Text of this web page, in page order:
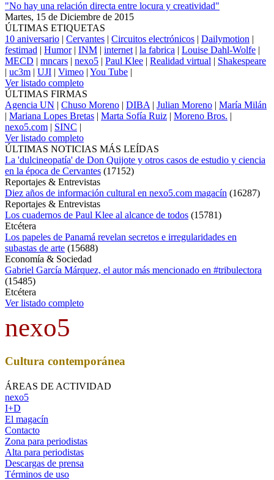
"No hay una relación directa entre locura y creatividad"
Martes, 15 de Diciembre de 2015
ÚLTIMAS ETIQUETAS
10 aniversario | Cervantes | Circuitos electrónicos | Dailymotion |
festimad | Humor| INM | internet | la fabrica | Louise Dahl-Wolfe |
MECD | mncars | nexo5 | Paul Klee | Realidad virtual | Shakespeare
| uc3m | UJI | Vimeo | You Tube |
Ver listado completo
ÚLTIMAS FIRMAS
Agencia UN | Chuso Moreno | DIBA | Julian Moreno | María Milán
| Mariana Lopes Bretas | Marta Sofía Ruiz | Moreno Bros. |
nexo5.com | SINC |
Ver listado completo
ÚLTIMAS NOTICIAS MÁS LEÍDAS
La 'dulcineopatía' de Don Quijote y otros casos de estudio y ciencia
en la época de Cervantes (17152)
Reportajes & Entrevistas
Diez años de información cultural en nexo5.com magacín (16287)
Reportajes & Entrevistas
Los cuadernos de Paul Klee al alcance de todos (15781)
Etcétera
Los papeles de Panamá revelan secretos e irregularidades en
subastas de arte (15688)
Economía & Sociedad
Gabriel García Márquez, el autor más mencionado en #tribulectora
(15485)
Etcétera
Ver listado completo
nexo5
Cultura contemporánea
ÁREAS DE ACTIVIDAD
nexo5
I+D
El magacín
Contacto
Zona para periodistas
Alta para periodistas
Descargas de prensa
Términos de uso